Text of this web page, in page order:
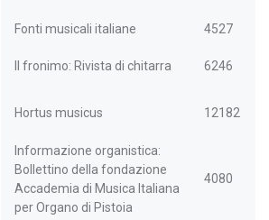
Fonti musicali italiane 4527
Il fronimo: Rivista di chitarra 6246
Hortus musicus 12182
Informazione organistica:
Bollettino della fondazione
Accademia di Musica Italiana
per Organo di Pistoia
4080